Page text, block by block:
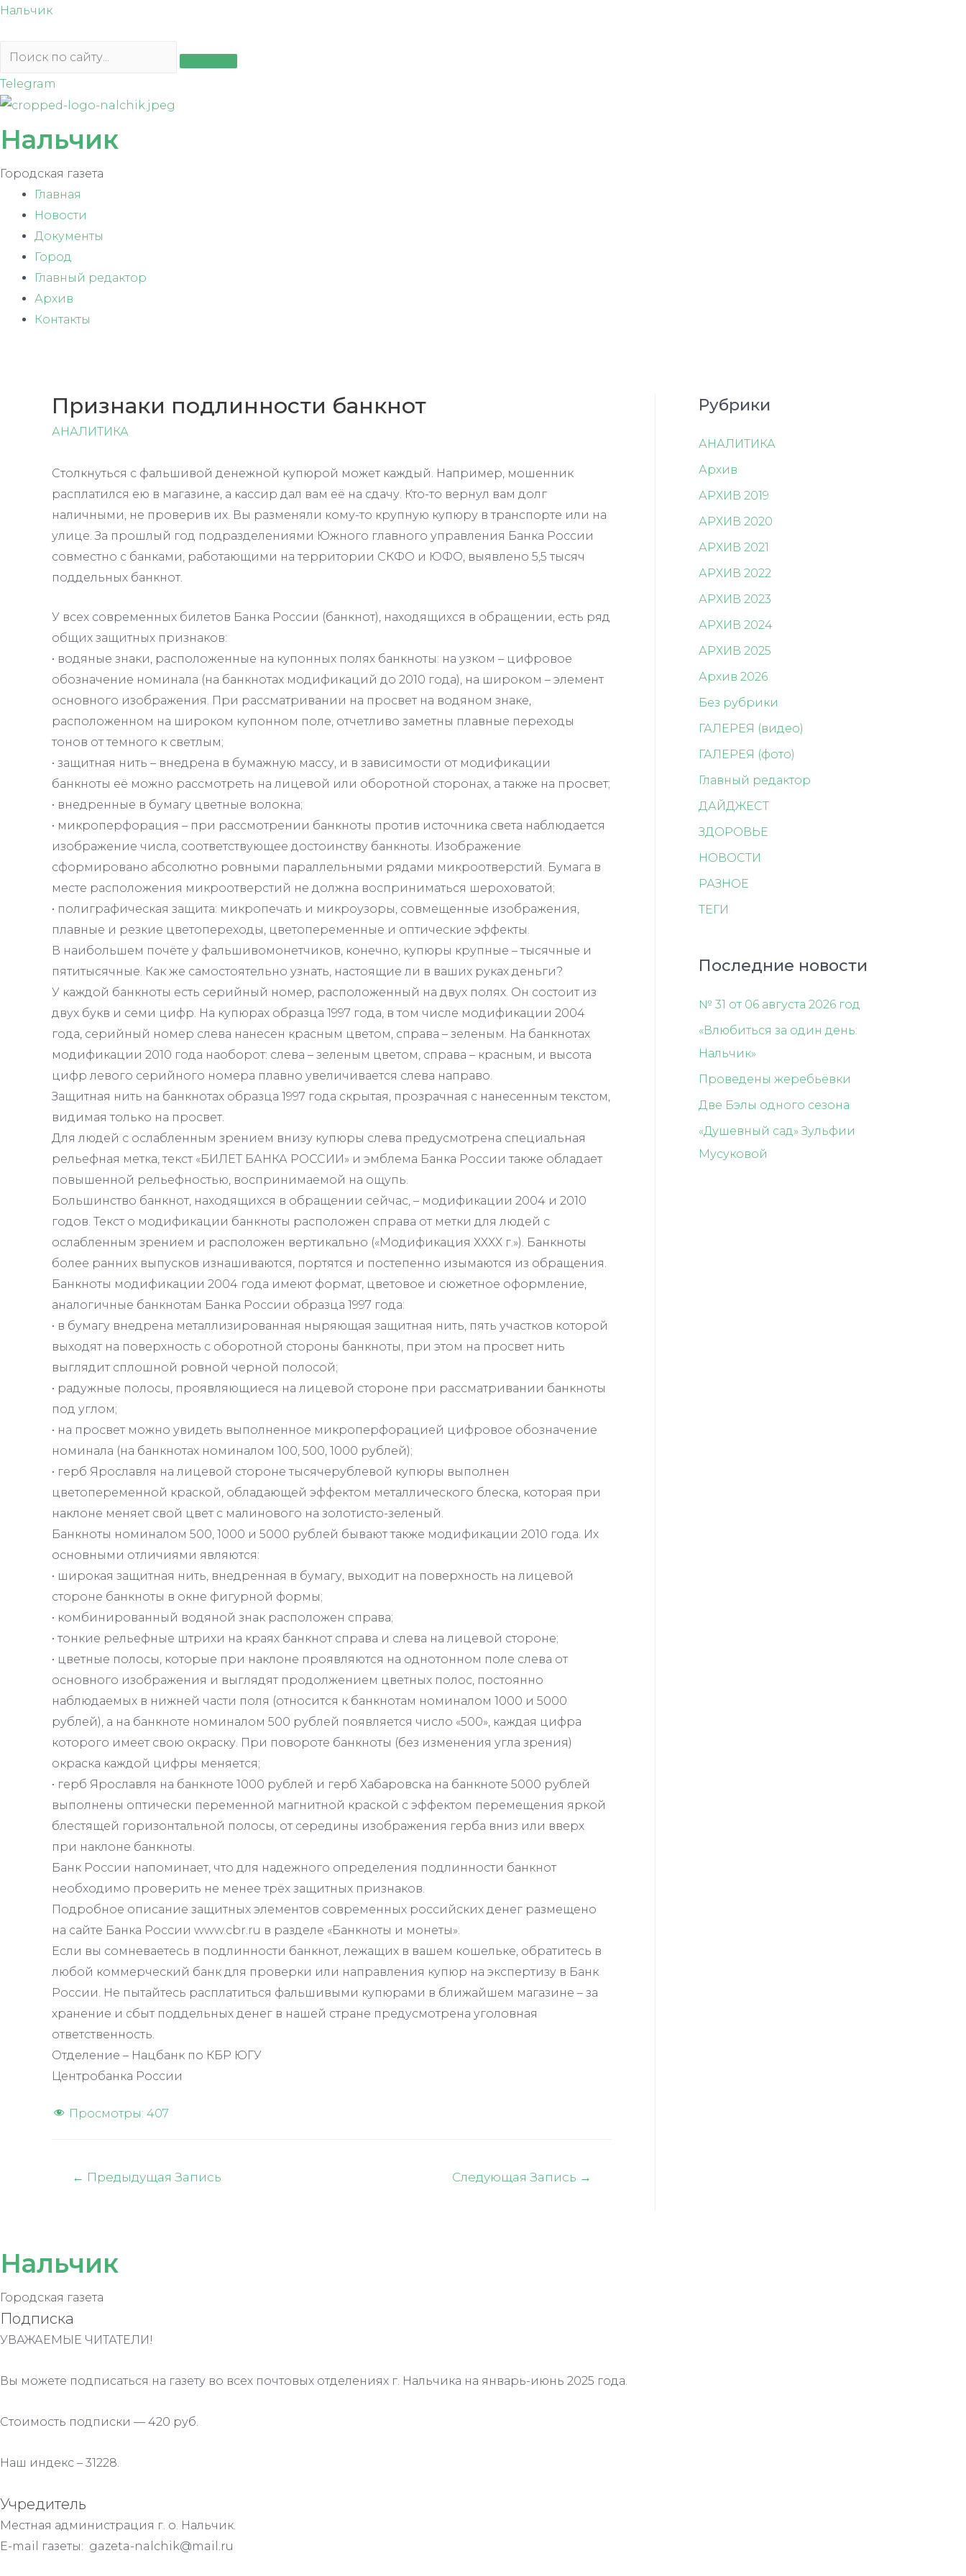
Перейти
содержимому
Нальчик
Telegram
Нальчик
Городская газета
Главная
Новости
Документы
Город
Главный редактор
Архив
Контакты
Признаки подлинности банкнот
АНАЛИТИКА
Столкнуться с фальшивой денежной купюрой может каждый. Например, мошенник
расплатился ею в магазине, а кассир дал вам её на сдачу. Кто-то вернул вам долг
наличными, не проверив их. Вы разменяли кому-то крупную купюру в транспорте или на
улице. За прошлый год подразделениями Южного главного управления Банка России
совместно с банками, работающими на территории СКФО и ЮФО, выявлено 5,5 тысяч
поддельных банкнот.
У всех современных билетов Банка России (банкнот), находящихся в обращении, есть ряд
общих защитных признаков:
• водяные знаки, расположенные на купонных полях банкноты: на узком – цифровое
обозначение номинала (на банкнотах модификаций до 2010 года), на широком – элемент
основного изображения. При рассматривании на просвет на водяном знаке,
расположенном на широком купонном поле, отчетливо заметны плавные переходы
тонов от темного к светлым;
• защитная нить – внедрена в бумажную массу, и в зависимости от модификации
банкноты её можно рассмотреть на лицевой или оборотной сторонах, а также на просвет;
• внедренные в бумагу цветные волокна;
• микроперфорация – при рассмотрении банкноты против источника света наблюдается
изображение числа, соответствующее достоинству банкноты. Изображение
сформировано абсолютно ровными параллельными рядами микроотверстий. Бумага в
месте расположения микроотверстий не должна восприниматься шероховатой;
• полиграфическая защита: микропечать и микроузоры, совмещенные изображения,
плавные и резкие цветопереходы, цветопеременные и оптические эффекты.
В наибольшем почёте у фальшивомонетчиков, конечно, купюры крупные – тысячные и
пятитысячные. Как же самостоятельно узнать, настоящие ли в ваших руках деньги?
У каждой банкноты есть серийный номер, расположенный на двух полях. Он состоит из
двух букв и семи цифр. На купюрах образца 1997 года, в том числе модификации 2004
года, серийный номер слева нанесен красным цветом, справа – зеленым. На банкнотах
модификации 2010 года наоборот: слева – зеленым цветом, справа – красным, и высота
цифр левого серийного номера плавно увеличивается слева направо.
Защитная нить на банкнотах образца 1997 года скрытая, прозрачная с нанесенным текстом,
видимая только на просвет.
Для людей с ослабленным зрением внизу купюры слева предусмотрена специальная
рельефная метка, текст «БИЛЕТ БАНКА РОССИИ» и эмблема Банка России также обладает
повышенной рельефностью, воспринимаемой на ощупь.
Большинство банкнот, находящихся в обращении сейчас, – модификации 2004 и 2010
годов. Текст о модификации банкноты расположен справа от метки для людей с
ослабленным зрением и расположен вертикально («Модификация ХХХХ г.»). Банкноты
более ранних выпусков изнашиваются, портятся и постепенно изымаются из обращения.
Банкноты модификации 2004 года имеют формат, цветовое и сюжетное оформление,
аналогичные банкнотам Банка России образца 1997 года:
• в бумагу внедрена металлизированная ныряющая защитная нить, пять участков которой
выходят на поверхность с оборотной стороны банкноты, при этом на просвет нить
выглядит сплошной ровной черной полосой;
• радужные полосы, проявляющиеся на лицевой стороне при рассматривании банкноты
под углом;
• на просвет можно увидеть выполненное микроперфорацией цифровое обозначение
номинала (на банкнотах номиналом 100, 500, 1000 рублей);
• герб Ярославля на лицевой стороне тысячерублевой купюры выполнен
цветопеременной краской, обладающей эффектом металлического блеска, которая при
наклоне меняет свой цвет с малинового на золотисто-зеленый.
Банкноты номиналом 500, 1000 и 5000 рублей бывают также модификации 2010 года. Их
основными отличиями являются:
• широкая защитная нить, внедренная в бумагу, выходит на поверхность на лицевой
стороне банкноты в окне фигурной формы;
• комбинированный водяной знак расположен справа;
• тонкие рельефные штрихи на краях банкнот справа и слева на лицевой стороне;
• цветные полосы, которые при наклоне проявляются на однотонном поле слева от
основного изображения и выглядят продолжением цветных полос, постоянно
наблюдаемых в нижней части поля (относится к банкнотам номиналом 1000 и 5000
рублей), а на банкноте номиналом 500 рублей появляется число «500», каждая цифра
которого имеет свою окраску. При повороте банкноты (без изменения угла зрения)
окраска каждой цифры меняется;
• герб Ярославля на банкноте 1000 рублей и герб Хабаровска на банкноте 5000 рублей
выполнены оптически переменной магнитной краской с эффектом перемещения яркой
блестящей горизонтальной полосы, от середины изображения герба вниз или вверх
при наклоне банкноты.
Банк России напоминает, что для надежного определения подлинности банкнот
необходимо проверить не менее трёх защитных признаков.
Подробное описание защитных элементов современных российских денег размещено
на сайте Банка России www.cbr.ru в разделе «Банкноты и монеты».
Если вы сомневаетесь в подлинности банкнот, лежащих в вашем кошельке, обратитесь в
любой коммерческий банк для проверки или направления купюр на экспертизу в Банк
России. Не пытайтесь расплатиться фальшивыми купюрами в ближайшем магазине – за
хранение и сбыт поддельных денег в нашей стране предусмотрена уголовная
ответственность.
Отделение – Нацбанк по КБР ЮГУ
Центробанка России
Просмотры: 407
Навигация
← Предыдущая Запись Следующая Запись →
Рубрики
АНАЛИТИКА
Архив
АРХИВ 2019
АРХИВ 2020
АРХИВ 2021
АРХИВ 2022
АРХИВ 2023
АРХИВ 2024
АРХИВ 2025
Архив 2026
Без рубрики
ГАЛЕРЕЯ (видео)
ГАЛЕРЕЯ (фото)
Главный редактор
ДАЙДЖЕСТ
ЗДОРОВЬЕ
НОВОСТИ
РАЗНОЕ
ТЕГИ
Последние новости
№ 31 от 06 августа 2026 год
«Влюбиться за один день:
Нальчик»
Проведены жеребьёвки
Две Бэлы одного сезона
«Душевный сад» Зульфии
Мусуковой
Нальчик
Городская газета
Подписка
УВАЖАЕМЫЕ ЧИТАТЕЛИ!
Вы можете подписаться на газету во всех почтовых отделениях г. Нальчика на январь-июнь 2025 года.
Стоимость подписки — 420 руб.
Наш индекс – 31228.
Учредитель
Местная администрация г. о. Нальчик.
E-mail газеты: gazeta-nalchik@mail.ru